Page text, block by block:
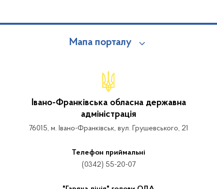
Мапа порталу
Івано-Франківська обласна державна
адміністрація
76015, м. Івано-Франківськ, вул. Грушевського, 21
Телефон приймальні
(0342) 55-20-07